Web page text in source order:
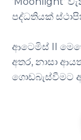
පද්ධතියක්
ආටෙමිස් II
අතර, නාසා
ගොඩබැස්වීමට